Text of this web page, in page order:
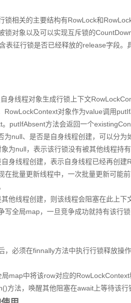
锁相关的主要结构有RowLock和
锁对象以及可以实现互斥锁的
表征行锁是否已经释放的release字段。
身线程对象生成行锁上下文
RowLockContext对象作为value调用
putIfAbsent方法会返回一个
null、是否是自身线程创建，可以分为
象为null，表示该行锁没有被其他线程持
自身线程创建，表示自身线程已经再创
在批量更新线程中，一次批量更新可能
其他线程创建，则该线程会阻塞在此上
写全局map，一旦竞争成功就持有该行
，必须在finnally方法中执行行锁释放
map中将该row对应的RowLockContext
方法，唤醒其他阻塞在await上等待该行